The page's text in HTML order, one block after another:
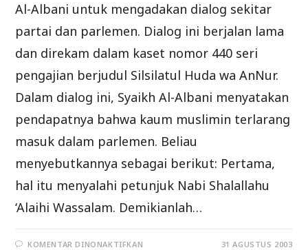
Al-Albani untuk mengadakan dialog sekitar
partai dan parlemen. Dialog ini berjalan lama
dan direkam dalam kaset nomor 440 seri
pengajian berjudul Silsilatul Huda wa AnNur.
Dalam dialog ini, Syaikh Al-Albani menyatakan
pendapatnya bahwa kaum muslimin terlarang
masuk dalam parlemen. Beliau
menyebutkannya sebagai berikut: Pertama,
hal itu menyalahi petunjuk Nabi Shalallahu
‘Alaihi Wassalam. Demikianlah…
KOMENTAR DINONAKTIFKAN 31 AGUSTUS 2003